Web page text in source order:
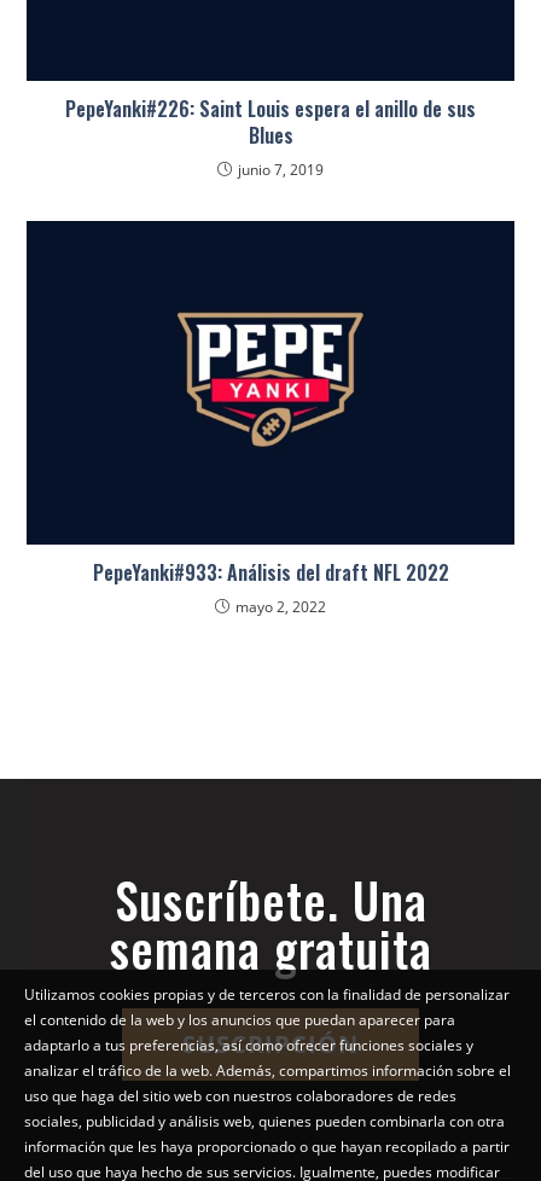
PepeYanki#226: Saint Louis espera el anillo de sus
Blues
junio 7, 2019
PepeYanki#933: Análisis del draft NFL 2022
mayo 2, 2022
Suscríbete. Una
semana gratuita
SUSCRIPCIÓN
Utilizamos cookies propias y de terceros con la finalidad de personalizar
el contenido de la web y los anuncios que puedan aparecer para
adaptarlo a tus preferencias, así como ofrecer funciones sociales y
analizar el tráfico de la web. Además, compartimos información sobre el
uso que haga del sitio web con nuestros colaboradores de redes
sociales, publicidad y análisis web, quienes pueden combinarla con otra
información que les haya proporcionado o que hayan recopilado a partir
del uso que haya hecho de sus servicios. Igualmente, puedes modificar